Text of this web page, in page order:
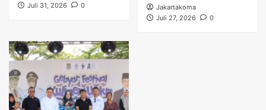
Juli 31, 2026
0
Jakartakoma
Juli 27, 2026
0